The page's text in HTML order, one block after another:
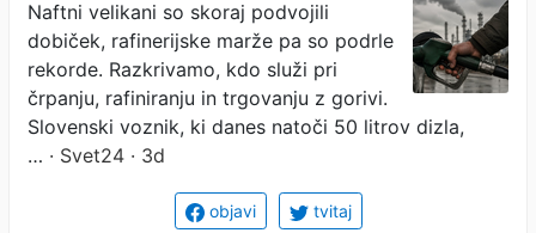
Naftni velikani so skoraj podvojili
dobiček, rafinerijske marže pa so podrle
rekorde. Razkrivamo, kdo služi pri
črpanju, rafiniranju in trgovanju z gorivi.
Slovenski voznik, ki danes natoči 50 litrov dizla,
… · Svet24 · 3d
objavi tvitaj